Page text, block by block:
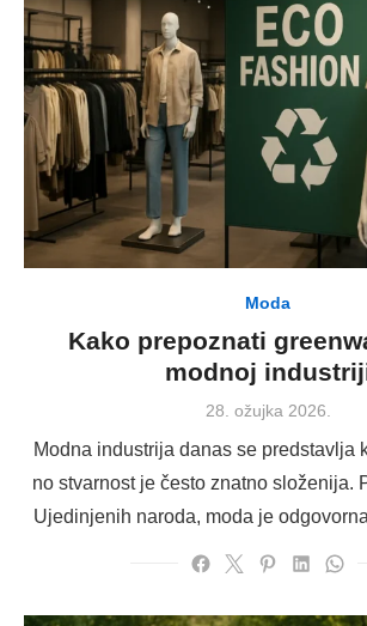
Moda
Kako prepoznati
modnoj
Posted
28. ožujka 2026.
Modna industrija danas se predstavlja
no stvarnost je često znatno složenija.
Ujedinjenih naroda, moda je